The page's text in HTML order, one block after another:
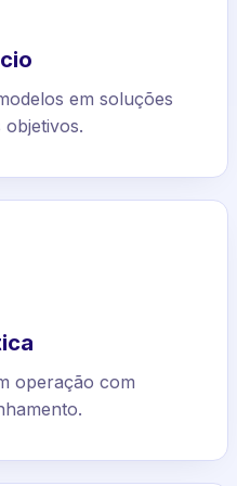
em soluções
objetivos.
operação com